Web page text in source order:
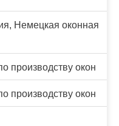
Немецкая оконная
производству окон
производству окон